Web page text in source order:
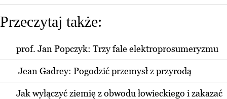
Przeczytaj także:
prof. Jan Popczyk: Trzy fale elektroprosumeryzmu
Jean Gadrey: Pogodzić przemysł z przyrodą
Jak wyłączyć ziemię z obwodu łowieckiego i zakazać